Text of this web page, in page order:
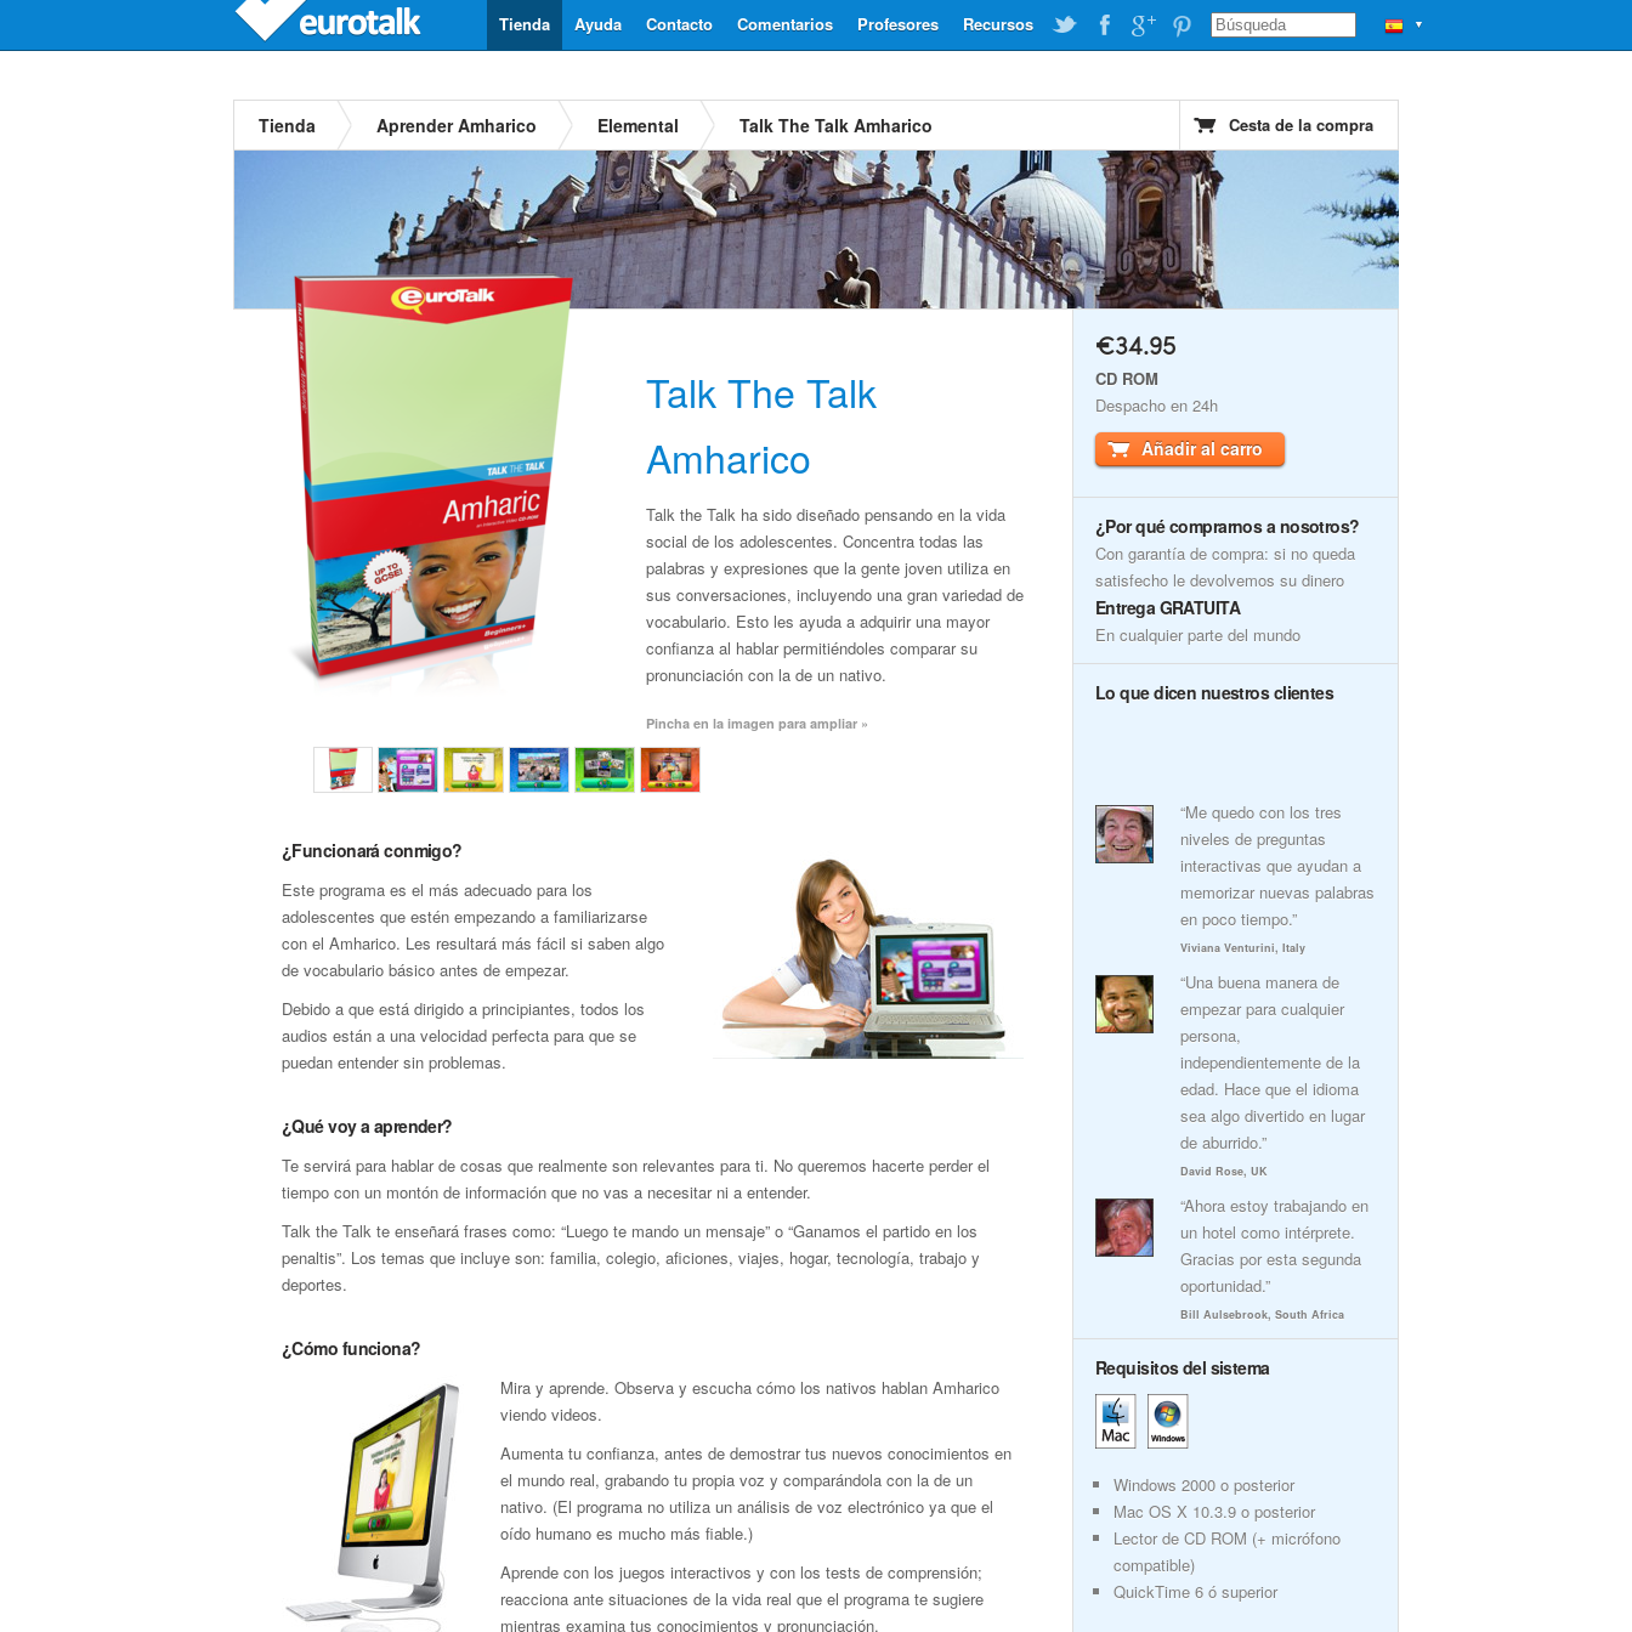
▼
Recursos
Profesores
Comentarios
Contacto
Ayuda
Tienda
Tienda Aprender Amharico Elemental Talk The Talk Amharico Cesta de la compra
Talk The Talk
Amharico
Talk the Talk ha sido diseñado pensando en la vida
social de los adolescentes. Concentra todas las
palabras y expresiones que la gente joven utiliza en
sus conversaciones, incluyendo una gran variedad de
vocabulario. Esto les ayuda a adquirir una mayor
confianza al hablar permitiéndoles comparar su
pronunciación con la de un nativo.
Pincha en la imagen para ampliar »
¿Funcionará conmigo?
Este programa es el más adecuado para los
adolescentes que estén empezando a familiarizarse
con el Amharico. Les resultará más fácil si saben algo
de vocabulario básico antes de empezar.
Debido a que está dirigido a principiantes, todos los
audios están a una velocidad perfecta para que se
puedan entender sin problemas.
¿Qué voy a aprender?
Te servirá para hablar de cosas que realmente son relevantes para ti. No queremos hacerte perder el
tiempo con un montón de información que no vas a necesitar ni a entender.
Talk the Talk te enseñará frases como: “Luego te mando un mensaje” o “Ganamos el partido en los
penaltis”. Los temas que incluye son: familia, colegio, aficiones, viajes, hogar, tecnología, trabajo y
deportes.
¿Cómo funciona?
Mira y aprende. Observa y escucha cómo los nativos hablan Amharico
viendo videos.
Aumenta tu confianza, antes de demostrar tus nuevos conocimientos en
el mundo real, grabando tu propia voz y comparándola con la de un
nativo. (El programa no utiliza un análisis de voz electrónico ya que el
oído humano es mucho más fiable.)
Aprende con los juegos interactivos y con los tests de comprensión;
reacciona ante situaciones de la vida real que el programa te sugiere
mientras examina tus conocimientos y pronunciación.
€34.95
CD ROM
Despacho en 24h
Añadir al carro
¿Por qué comprarnos a nosotros?
Con garantía de compra: si no queda
satisfecho le devolvemos su dinero
Entrega GRATUITA
En cualquier parte del mundo
Lo que dicen nuestros clientes
“Me quedo con los tres
niveles de preguntas
interactivas que ayudan a
memorizar nuevas palabras
en poco tiempo.”
Viviana Venturini, Italy
“Una buena manera de
empezar para cualquier
persona,
independientemente de la
edad. Hace que el idioma
sea algo divertido en lugar
de aburrido.”
David Rose, UK
“Ahora estoy trabajando en
un hotel como intérprete.
Gracias por esta segunda
oportunidad.”
Bill Aulsebrook, South Africa
Requisitos del sistema
Windows 2000 o posterior
Mac OS X 10.3.9 o posterior
Lector de CD ROM (+ micrófono
compatible)
QuickTime 6 ó superior